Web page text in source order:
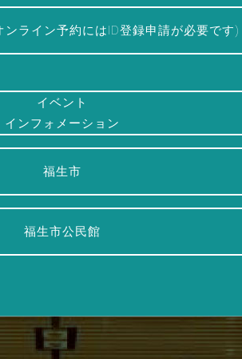
ライン予約にはID登録申請が必要です)
イベント
インフォメーション
福生市
福生市公民館